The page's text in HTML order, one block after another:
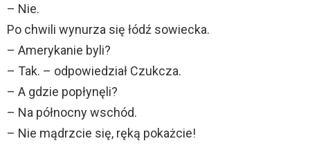
– Nie.
Po chwili wynurza się łódź sowiecka.
– Amerykanie byli?
– Tak. – odpowiedział Czukcza.
– A gdzie popłynęli?
– Na północny wschód.
– Nie mądrzcie się, ręką pokażcie!